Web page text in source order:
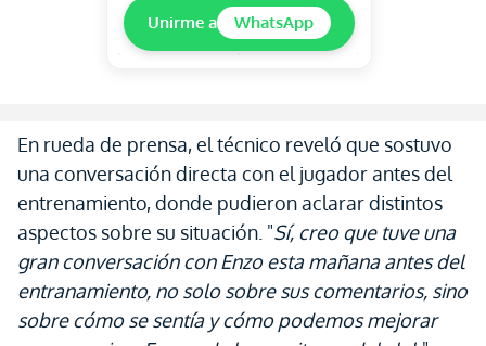
Unirme a WhatsApp
En rueda de prensa, el técnico reveló que sostuvo
una conversación directa con el jugador antes del
entrenamiento, donde pudieron aclarar distintos
aspectos sobre su situación. "Sí, creo que tuve una
gran conversación con Enzo esta mañana antes del
entranamiento, no solo sobre sus comentarios, sino
sobre cómo se sentía y cómo podemos mejorar